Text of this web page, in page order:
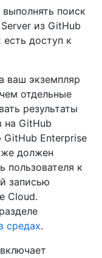
поиск
из GitHub
доступ к
ваш экземпляр
отдельные
результаты
на GitHub
GitHub Enterprise
должен
пользователя к
записью
Cloud.
средах.